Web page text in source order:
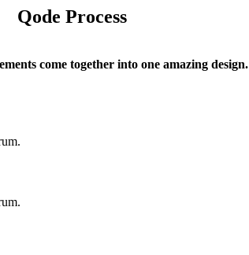
Qode Process
come together into one amazing design.